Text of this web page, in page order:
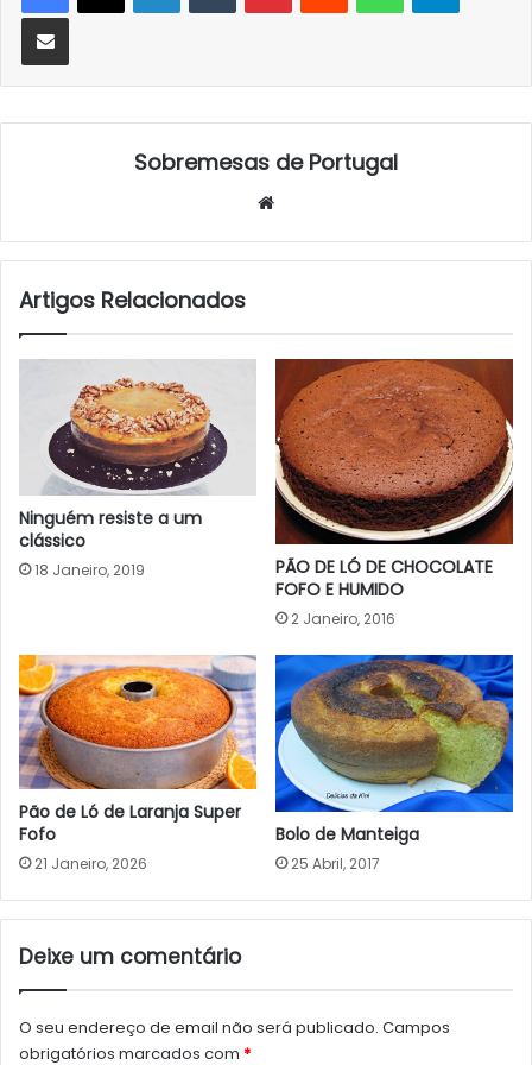
Partilhar Via Email
Sobremesas de Portugal
Artigos Relacionados
Ninguém resiste a um
clássico
18 Janeiro, 2019
PÃO DE LÓ DE CHOCOLATE
FOFO E HUMIDO
2 Janeiro, 2016
Pão de Ló de Laranja Super
Fofo
21 Janeiro, 2026
Bolo de Manteiga
25 Abril, 2017
Deixe um comentário
O seu endereço de email não será publicado. Campos
obrigatórios marcados com *